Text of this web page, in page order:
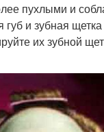
пухлыми и
и зубная щетка
их зубной